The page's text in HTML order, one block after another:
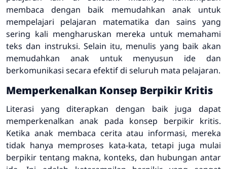
membaca dengan baik memudahkan anak untuk
mempelajari pelajaran matematika dan sains yang
sering kali mengharuskan mereka untuk memahami
teks dan instruksi. Selain itu, menulis yang baik akan
memudahkan anak untuk menyusun ide dan
berkomunikasi secara efektif di seluruh mata pelajaran.
Memperkenalkan Konsep Berpikir Kritis
Literasi yang diterapkan dengan baik juga dapat
memperkenalkan anak pada konsep berpikir kritis.
Ketika anak membaca cerita atau informasi, mereka
tidak hanya memproses kata-kata, tetapi juga mulai
berpikir tentang makna, konteks, dan hubungan antar